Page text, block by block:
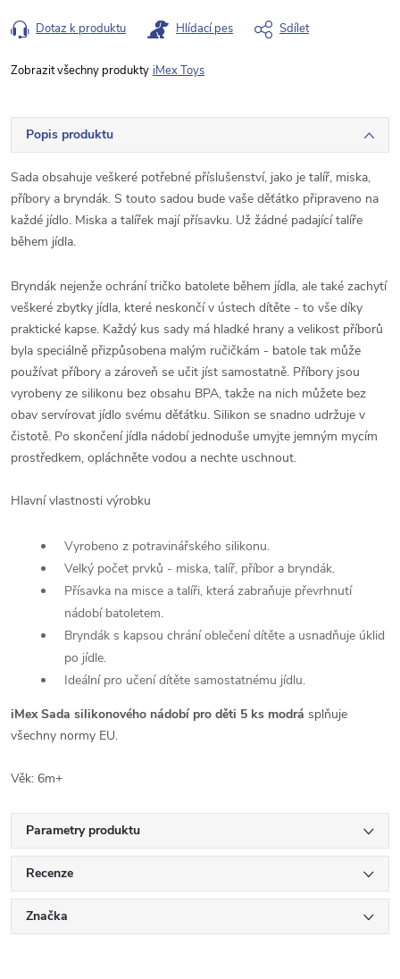
Dotaz k produktu Hlídací pes Sdílet
iMex Toys
Popis produktu
Sada obsahuje veškeré potřebné příslušenství, jako je talíř, miska,
příbory a bryndák. S touto sadou bude vaše děťátko připraveno na
každé jídlo. Miska a talířek mají přísavku. Už žádné padající talíře
během jídla.
Bryndák nejenže ochrání tričko batolete během jídla, ale také zachytí
veškeré zbytky jídla, které neskončí v ústech dítěte - to vše díky
praktické kapse. Každý kus sady má hladké hrany a velikost příborů
byla speciálně přizpůsobena malým ručičkám - batole tak může
používat příbory a zároveň se učit jíst samostatně. Příbory jsou
vyrobeny ze silikonu bez obsahu BPA, takže na nich můžete bez
obav servírovat jídlo svému děťátku. Silikon se snadno udržuje v
čistotě. Po skončení jídla nádobí jednoduše umyjte jemným mycím
prostředkem, opláchněte vodou a nechte uschnout.
Hlavní vlastnosti výrobku
Vyrobeno z potravinářského silikonu.
Velký počet prvků - miska, talíř, příbor a bryndák.
Přísavka na misce a talíři, která zabraňuje převrhnutí
nádobí batoletem.
Bryndák s kapsou chrání oblečení dítěte a usnadňuje úklid
po jídle.
Ideální pro učení dítěte samostatnému jídlu.
iMex Sada silikonového nádobí pro děti 5 ks modrá splňuje
všechny normy EU.
Věk: 6m+
Parametry produktu
Recenze
Značka